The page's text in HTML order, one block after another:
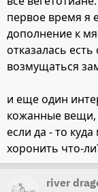
первое время я
дополнение к
отказалась
возмущаться
и еще один
кожанные вещи,
если да - то
хоронить что-
river